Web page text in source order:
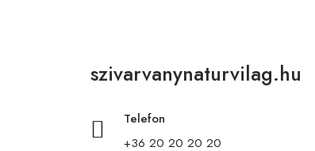
szivarvanynaturvilag.hu
Telefon
+36 20 20 20 20